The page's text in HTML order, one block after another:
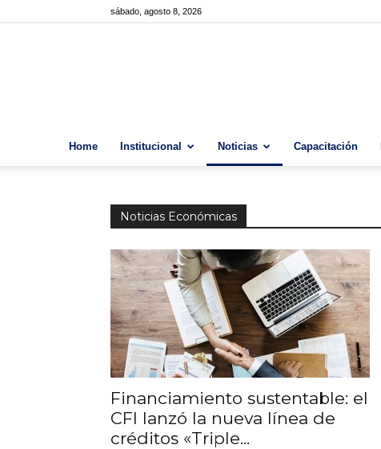
sábado, agosto 8, 2026
Home Institucional Noticias Capacitación
Noticias Económicas
Financiamiento sustentable: el
CFI lanzó la nueva línea de
créditos «Triple...